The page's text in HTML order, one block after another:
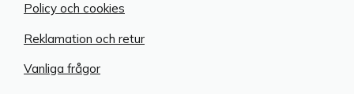
Policy och cookies
Reklamation och retur
Vanliga frågor